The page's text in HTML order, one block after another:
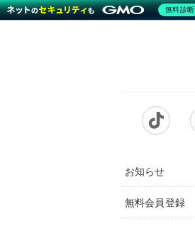
お知らせ
無料会員登録
無料診断